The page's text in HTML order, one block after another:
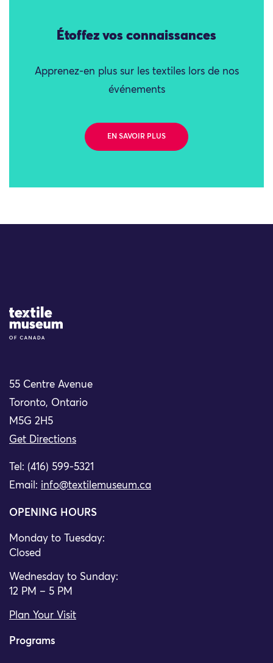
Étoffez vos connaissances
Apprenez-en plus sur les textiles lors de nos
événements
EN SAVOIR PLUS
Site Logo
55 Centre Avenue
Toronto, Ontario
M5G 2H5
Get Directions
Tel: (416) 599-5321
Email: info@textilemuseum.ca
OPENING HOURS
Monday to Tuesday:
Closed
Wednesday to Sunday:
12 PM – 5 PM
Plan Your Visit
Programs